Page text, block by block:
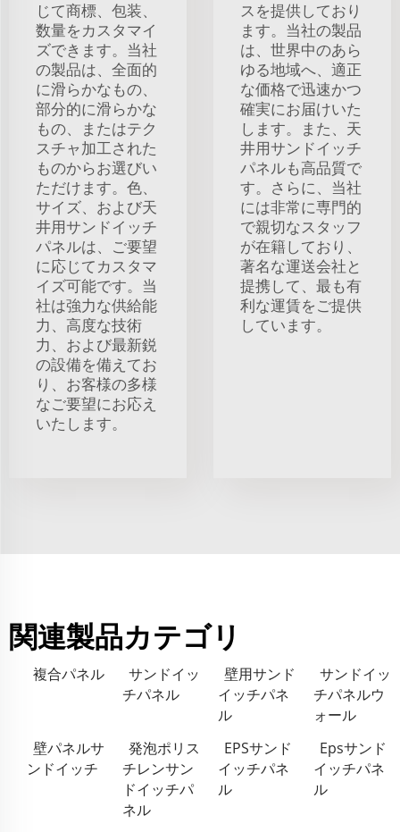
じて商標、包装、
数量をカスタマイ
ズできます。当社
の製品は、全面的
に滑らかなもの、
部分的に滑らかな
もの、またはテク
スチャ加工された
ものからお選びい
ただけます。色、
サイズ、および天
井用サンドイッチ
パネルは、ご要望
に応じてカスタマ
イズ可能です。当
社は強力な供給能
力、高度な技術
力、および最新鋭
の設備を備えてお
り、お客様の多様
なご要望にお応え
いたします。
スを提供しており
ます。当社の製品
は、世界中のあら
ゆる地域へ、適正
な価格で迅速かつ
確実にお届けいた
します。また、天
井用サンドイッチ
パネルも高品質で
す。さらに、当社
には非常に専門的
で親切なスタッフ
が在籍しており、
著名な運送会社と
提携して、最も有
利な運賃をご提供
しています。
関連製品カテゴリ
複合パネル
サンドイッ
チパネル
壁用サンド
イッチパネ
ル
サンドイッ
チパネルウ
ォール
壁パネルサ
ンドイッチ
発泡ポリス
チレンサン
ドイッチパ
ネル
EPSサンド
イッチパネ
ル
Epsサンド
イッチパネ
ル